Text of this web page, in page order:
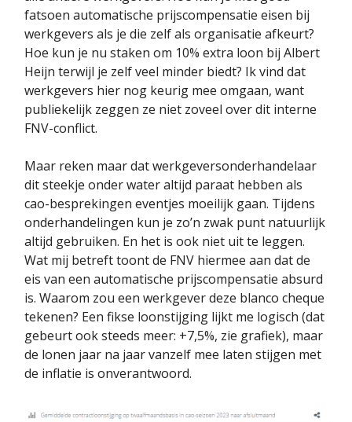
fatsoen automatische prijscompensatie eisen bij
werkgevers als je die zelf als organisatie afkeurt?
Hoe kun je nu staken om 10% extra loon bij Albert
Heijn terwijl je zelf veel minder biedt? Ik vind dat
werkgevers hier nog keurig mee omgaan, want
publiekelijk zeggen ze niet zoveel over dit interne
FNV-conflict.
Maar reken maar dat werkgeversonderhandelaar
dit steekje onder water altijd paraat hebben als
cao-besprekingen eventjes moeilijk gaan. Tijdens
onderhandelingen kun je zo’n zwak punt natuurlijk
altijd gebruiken. En het is ook niet uit te leggen.
Wat mij betreft toont de FNV hiermee aan dat de
eis van een automatische prijscompensatie absurd
is. Waarom zou een werkgever deze blanco cheque
tekenen? Een fikse loonstijging lijkt me logisch (dat
gebeurt ook steeds meer: +7,5%, zie grafiek), maar
de lonen jaar na jaar vanzelf mee laten stijgen met
de inflatie is onverantwoord.